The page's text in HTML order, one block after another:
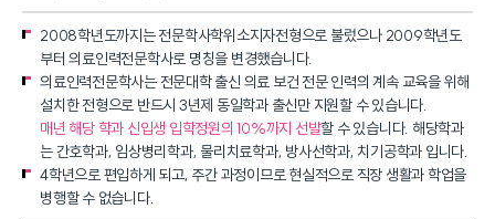
2008학년도까지는 전문학사학위소지자전형으로 불렀으나 2009학년도
부터 의료인력전문학사로 명칭을 변경했습니다.
의료인력전문학사는 전문대학 출신 의료 보건 전문 인력의 계속 교육을 위해
설치한 전형으로 반드시 3년제 동일학과 출신만 지원할 수 있습니다.
매년 해당 학과 신입생 입학정원의 10%까지 선발할 수 있습니다. 해당학과
는 간호학과, 임상병리학과, 물리치료학과, 방사선학과, 치기공학과 입니다.
4학년으로 편입하게 되고, 주간 과정이므로 현실적으로 직장 생활과 학업을
병행할 수 없습니다.